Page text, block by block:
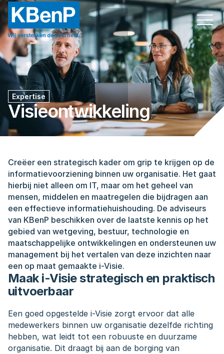
Expertise
Visieontwikkeling
Creëer een strategisch kader om grip te krijgen op de
informatievoorziening binnen uw organisatie. Het gaat
hierbij niet alleen om IT, maar om het geheel van
mensen, middelen en maatregelen die bijdragen aan
een effectieve informatiehuishouding. De adviseurs
van KBenP beschikken over de laatste kennis op het
gebied van wetgeving, bestuur, technologie en
maatschappelijke ontwikkelingen en ondersteunen uw
management bij het vertalen van deze inzichten naar
een op maat gemaakte i-Visie.
Maak i-Visie strategisch en praktisch
uitvoerbaar
Een goed opgestelde i-Visie zorgt ervoor dat alle
medewerkers binnen uw organisatie dezelfde richting
hebben, wat leidt tot een robuuste en duurzame
organisatie. Dit draagt bij aan de borging van